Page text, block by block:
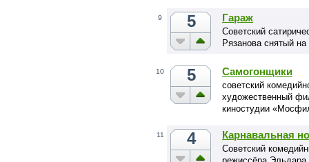
9 5 Гараж
Советский
Рязанова снятый
10 5 Самогонщики
советский
художественный
киностудии
11 4 Карнавальная
Советский